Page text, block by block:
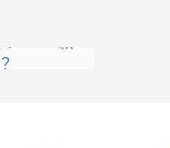
！𝟳𝟵𝟯 款